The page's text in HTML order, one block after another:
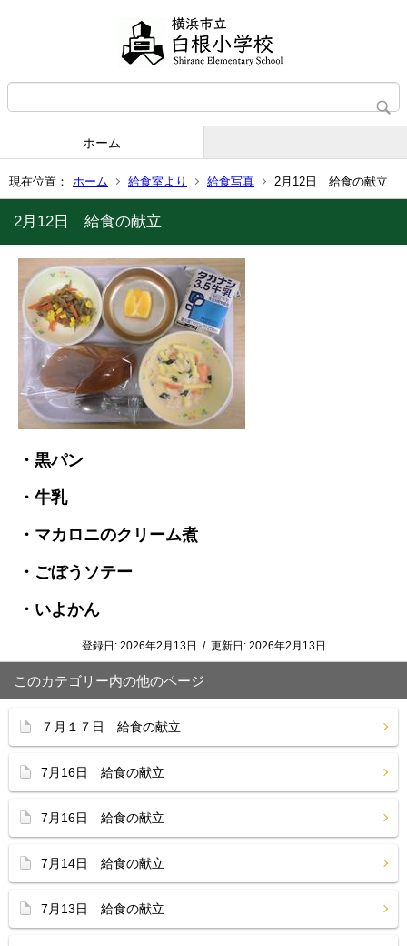
ホーム
現在位置： ホーム 給食室より 給食写真 2月12日 給食の献立
2月12日 給食の献立
・黒パン
・牛乳
・マカロニのクリーム煮
・ごぼうソテー
・いよかん
登録日: 2026年2月13日 / 更新日: 2026年2月13日
このカテゴリー内の他のページ
７月１７日 給食の献立
7月16日 給食の献立
7月16日 給食の献立
7月14日 給食の献立
7月13日 給食の献立